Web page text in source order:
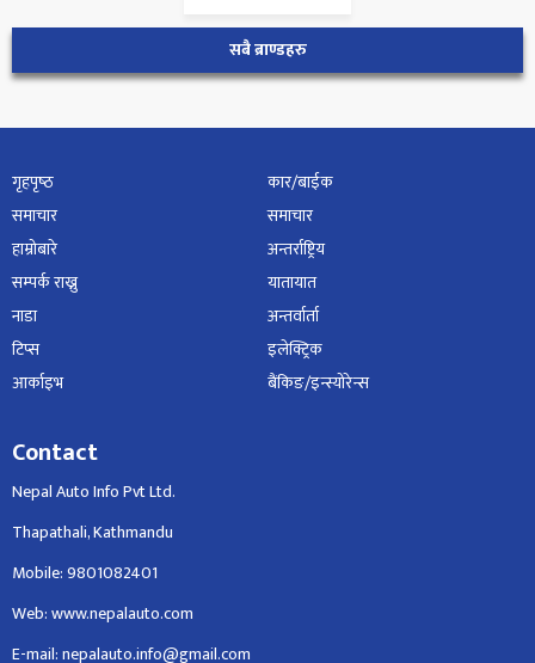
सबै ब्राण्डहरु
गृहपृष्‍ठ
समाचार
हाम्रोबारे
सम्पर्क राख्नु
नाडा
टिप्स
आर्काइभ
कार/बाईक
समाचार
अन्तर्राष्ट्रिय
यातायात
अन्तर्वार्ता
इलेक्ट्रिक
बैंकिङ/इन्स्योरेन्स
Contact
Nepal Auto Info Pvt Ltd.
Thapathali, Kathmandu
Mobile: 9801082401
Web: www.nepalauto.com
E-mail: nepalauto.info@gmail.com